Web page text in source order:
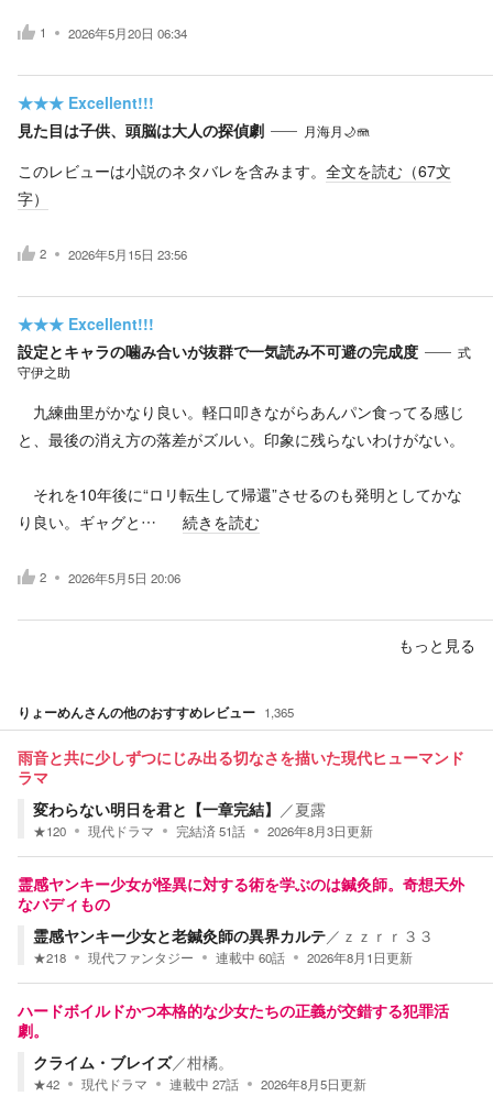
1 2026年5月20日 06:34
★★★ Excellent!!!
見た目は子供、頭脳は大人の探偵劇
月海月🌙🪼
このレビューは小説のネタバレを含みます。 全文を読む（67文
字）
2 2026年5月15日 23:56
★★★ Excellent!!!
設定とキャラの噛み合いが抜群で一気読み不可避の完成度
式
守伊之助
九練曲里がかなり良い。軽口叩きながらあんパン食ってる感じ
と、最後の消え方の落差がズルい。印象に残らないわけがない。
それを10年後に“ロリ転生して帰還”させるのも発明としてかな
り良い。ギャグと…
続きを読む
2 2026年5月5日 20:06
もっと見る
りょーめんさんの他のおすすめレビュー 1,365
雨音と共に少しずつにじみ出る切なさを描いた現代ヒューマンド
ラマ
変わらない明日を君と【一章完結】 ／夏露
★120 現代ドラマ 完結済51話 2026年8月3日更新
霊感ヤンキー少女が怪異に対する術を学ぶのは鍼灸師。奇想天外
なバディもの
霊感ヤンキー少女と老鍼灸師の異界カルテ／ ｚｚｒｒ３３
★218 現代ファンタジー 連載中 60話 2026年8月1日更新
ハードボイルドかつ本格的な少女たちの正義が交錯する犯罪活
劇。
クライム・ブレイズ／柑橘。
★42 現代ドラマ 連載中 27話 2026年8月5日更新